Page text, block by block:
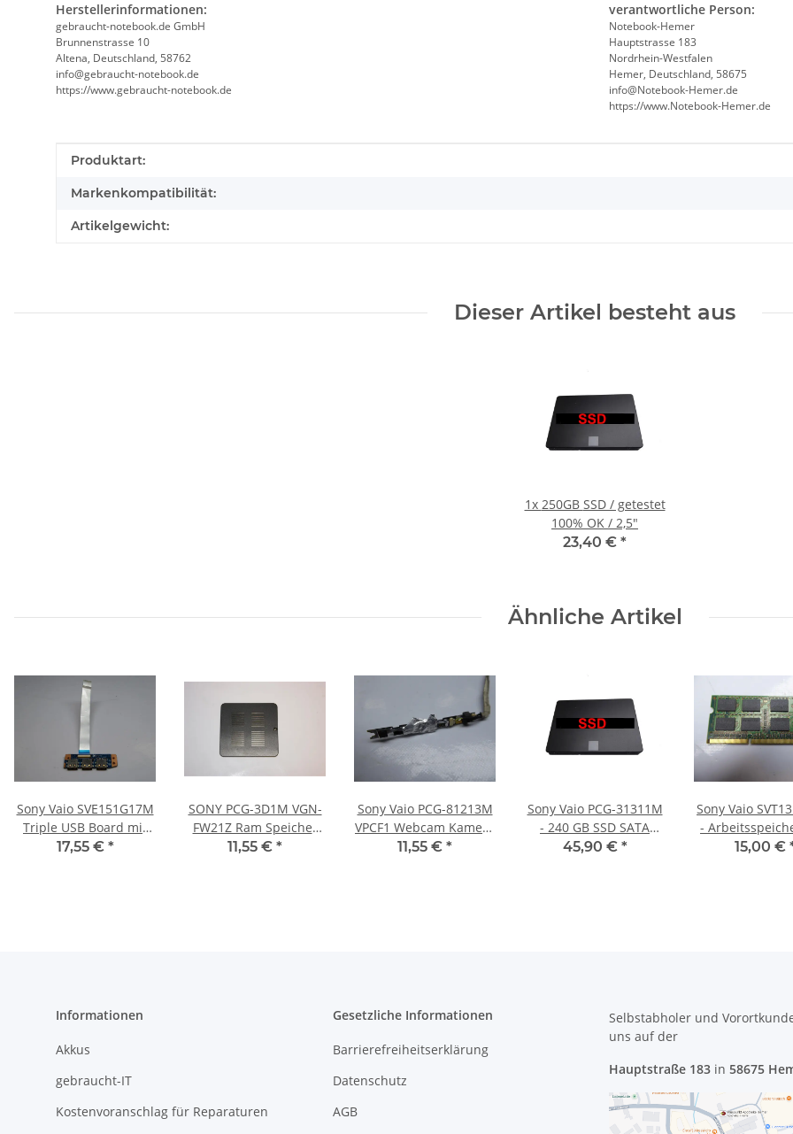
Herstellerinformationen:
gebraucht-notebook.de GmbH
Brunnenstrasse 10
Altena, Deutschland, 58762
info@gebraucht-notebook.de
https://www.gebraucht-notebook.de
verantwortliche Person:
Notebook-Hemer
Hauptstrasse 183
Nordrhein-Westfalen
Hemer, Deutschland, 58675
info@Notebook-Hemer.de
https://www.Notebook-Hemer.de
Produkteigenschaft
Wert
Produktart:
Markenkompatibilität:
Artikelgewicht:
Dieser Artikel besteht aus
1x 250GB SSD / getestet
100% OK / 2,5"
23,40 € *
Ähnliche Artikel
Sony Vaio SVE151G17M
Triple USB Board mit
Kabel DA0HK6TB6F0
17,55 € *
SONY PCG-3D1M VGN-
FW21Z Ram Speicher
Memory Abdeckung
11,55 € *
Sony Vaio PCG-81213M
VPCF1 Webcam Kamera
11,55 € *
Sony Vaio PCG-31311M
- 240 GB SSD SATA
Festplatte
45,90 € *
Sony Vaio
-
RAM Memory
15,00 €
Informationen
Akkus
gebraucht-IT
Kostenvoranschlag für Reparaturen
Gesetzliche Informationen
Barrierefreiheitserklärung
Datenschutz
AGB
Selbstabholer und
uns auf der
Hauptstraße 183 in 58675